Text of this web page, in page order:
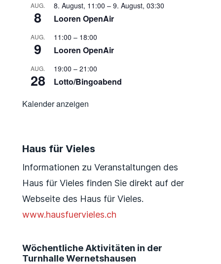
AUG.
8
8. August, 11:00 – 9. August, 03:30
Looren OpenAir
AUG.
9
11:00 – 18:00
Looren OpenAir
AUG.
28
19:00 – 21:00
Lotto/Bingoabend
Kalender anzeigen
Haus für Vieles
Informationen zu Veranstaltungen des
Haus für Vieles finden Sie direkt auf der
Webseite des Haus für Vieles.
www.hausfuervieles.ch
Wöchentliche Aktivitäten in der
Turnhalle Wernetshausen